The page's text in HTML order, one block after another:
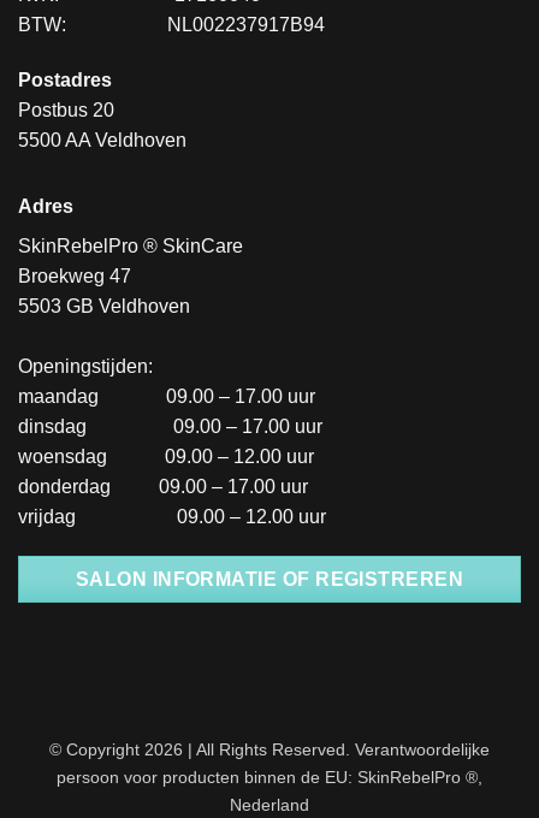
BTW:
NL002237917B94
Postadres
Postbus 20
5500 AA Veldhoven
Adres
SkinRebelPro ® SkinCare
Broekweg 47
5503 GB Veldhoven
Openingstijden:
maandag
09.00 – 17.00 uur
dinsdag
09.00 – 17.00 uur
woensdag
09.00 – 12.00 uur
donderdag
09.00 – 17.00 uur
vrijdag
09.00 – 12.00 uur
SALON INFORMATIE OF REGISTREREN
© Copyright 2026 | All Rights Reserved. Verantwoordelijke
persoon voor producten binnen de EU: SkinRebelPro ®,
Nederland